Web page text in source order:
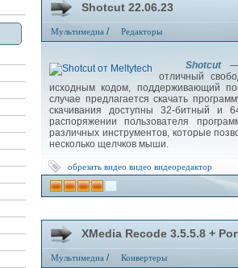
Shotcut 22.06.23
Мультимедиа / Редакторы
Shotcut—
отличный
исходным кодом, поддерживающий
случае предлагается скачать
скачивания доступны 32-битный и
распоряжении пользователя
различных инструментов, которые
несколько щелчков мыши.
обрезать видео видео видеоредактор
XMedia Recode 3.5.5.8 +
Мультимедиа / Конвертеры